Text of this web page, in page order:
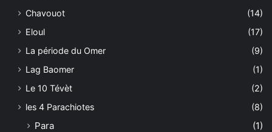
Chavouot
(14)
Eloul
(17)
La période du Omer
(9)
Lag Baomer
(1)
Le 10 Tévèt
(2)
les 4 Parachiotes
(8)
Para
(1)